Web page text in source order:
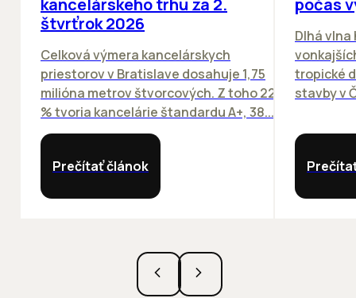
štvrťrok 2026
Celková výmera kancelárskych
priestorov v Bratislave dosahuje 1,75
milióna metrov štvorcových. Z toho 22
% tvoria kancelárie štandardu A+, 38...
Prečítať článok
Dlhá
tropické
stavby v